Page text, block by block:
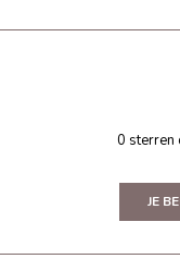
0 sterren
JE